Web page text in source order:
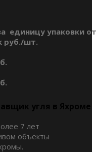
единицу упаковки
руб./шт.
угля в Яхроме
7 лет
объекты